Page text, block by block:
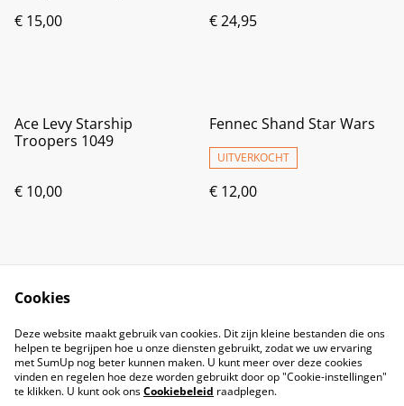
€ 15,00
€ 24,95
Ace Levy Starship
Troopers 1049
€ 10,00
Fennec Shand Star Wars
UITVERKOCHT
€ 12,00
Cookies
Deze website maakt gebruik van cookies. Dit zijn kleine bestanden die ons
helpen te begrijpen hoe u onze diensten gebruikt, zodat we uw ervaring
met SumUp nog beter kunnen maken. U kunt meer over deze cookies
vinden en regelen hoe deze worden gebruikt door op "Cookie-instellingen"
te klikken. U kunt ook onsCookiebeleid raadplegen.